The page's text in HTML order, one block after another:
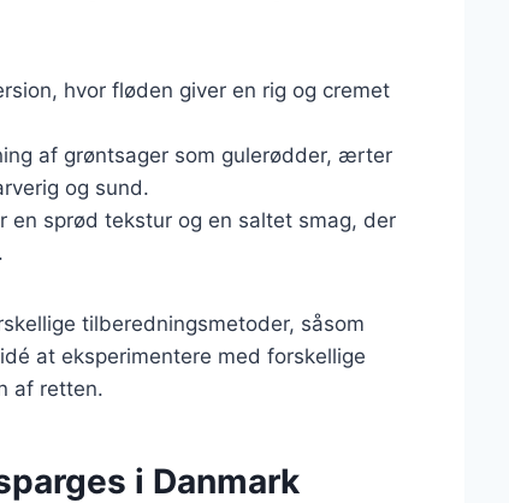
hvor fløden giver en rig og cremet
af grøntsager som gulerødder, ærter
og sund.
en sprød tekstur og en saltet smag, der
tilberedningsmetoder, såsom
at eksperimentere med forskellige
af retten.
i Danmark